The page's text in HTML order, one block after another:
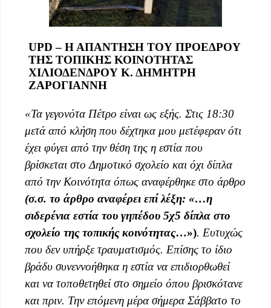
UPD – Η ΑΠΑΝΤΗΣΗ ΤΟΥ ΠΡΟΕΔΡΟΥ
ΤΗΣ ΤΟΠΙΚΗΣ ΚΟΙΝΟΤΗΤΑΣ
ΧΙΛΙΟΔΕΝΔΡΟΥ Κ. ΔΗΜΗΤΡΗ
ΖΑΡΟΓΙΑΝΝΗ
«Τα γεγονότα Πέτρο είναι ως εξής. Στις 18:30
μετά από κλήση που δέχτηκα μου μετέφεραν ότι
έχει φύγει από την θέση της η εστία που
βρίσκεται στο Δημοτικό σχολείο και όχι δίπλα
από την Κοινότητα όπως αναφέρθηκε στο άρθρο
(σ.σ. το άρθρο αναφέρει επί λέξη: «…η
σιδερένια εστία του γηπέδου 5χ5 δίπλα στο
σχολείο της τοπικής κοινότητας…»). Ευτυχώς
που δεν υπήρξε τραυματισμός. Επίσης το ίδιο
βράδυ συνεννοήθηκα η εστία να επιδιορθωθεί
και να τοποθετηθεί στο σημείο όπου βρισκότανε
και πριν. Την επόμενη μέρα σήμερα Σάββατο το